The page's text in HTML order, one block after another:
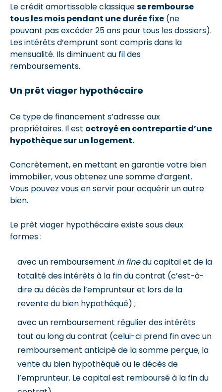
Le crédit amortissable classiquese rembourse
tous les mois pendant une durée fixe (ne
pouvant pas excéder 25 ans pour tous les dossiers).
Les intérêts d’emprunt sont compris dans la
mensualité. Ils diminuent au fil des
remboursements.
Un prêt viager hypothécaire
Ce type de financement s’adresse aux
propriétaires. Il est octroyé en contrepartie d’une
hypothèque sur un logement.
Concrètement, en mettant en garantie votre bien
immobilier, vous obtenez une somme d’argent.
Vous pouvez vous en servir pour acquérir un autre
bien.
Le prêt viager hypothécaire existe sous deux
formes :
avec un remboursement in finedu capital et de la
totalité des intérêts à la fin du contrat (c’est-à-
dire au décès de l’emprunteur et lors de la
revente du bien hypothéqué) ;
avec un remboursement régulier des intérêts
tout au long du contrat (celui-ci prend fin avec un
remboursement anticipé de la somme perçue, la
vente du bien hypothéqué ou le décès de
l’emprunteur. Le capital est remboursé à la fin du